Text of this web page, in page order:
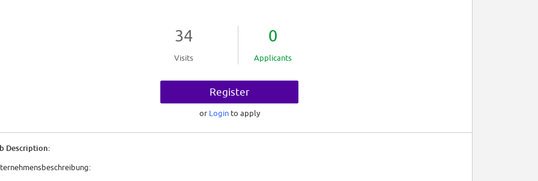
34
Visits
0
Applicants
Register
or Login to apply
Description: